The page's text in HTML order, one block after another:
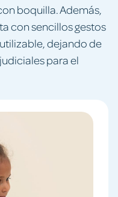
boquilla. Además,
con sencillos gestos
dejando de
para el